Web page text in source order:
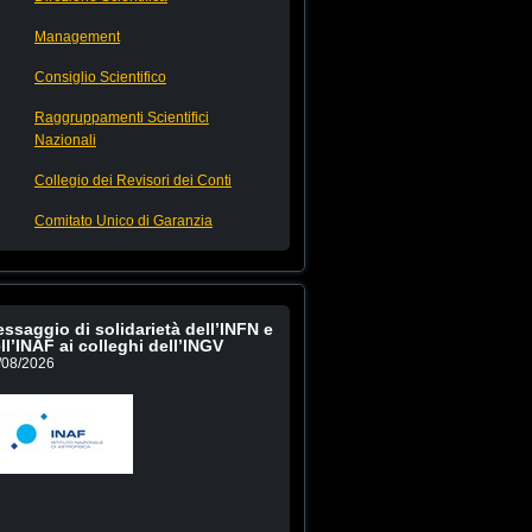
Management
Consiglio Scientifico
Raggruppamenti Scientifici
Nazionali
Collegio dei Revisori dei Conti
Comitato Unico di Garanzia
di solidarietà dell’INFN e
ai colleghi dell’INGV
2026